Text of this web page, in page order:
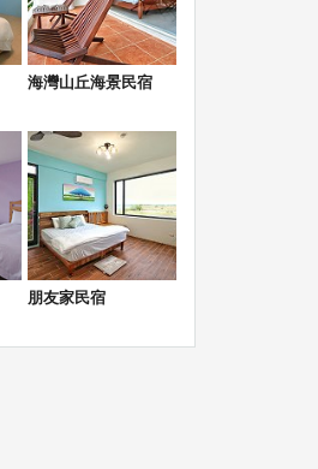
海灣山丘海景民宿
朋友家民宿